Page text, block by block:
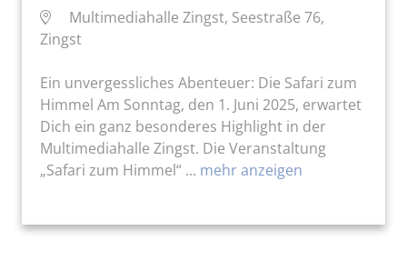
Multimediahalle Zingst, Seestraße 76,
Zingst
Ein unvergessliches Abenteuer: Die Safari zum
Himmel Am Sonntag, den 1. Juni 2025, erwartet
Dich ein ganz besonderes Highlight in der
Multimediahalle Zingst. Die Veranstaltung
„Safari zum Himmel“ ... mehr anzeigen